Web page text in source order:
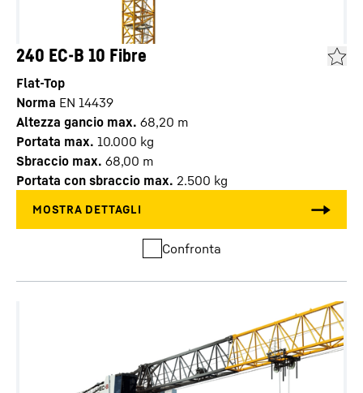
240 EC-B 10 Fibre
Flat-Top
Norma EN 14439
Altezza gancio max. 68,20 m
Portata max. 10.000 kg
Sbraccio max. 68,00 m
Portata con sbraccio max. 2.500 kg
Confronta